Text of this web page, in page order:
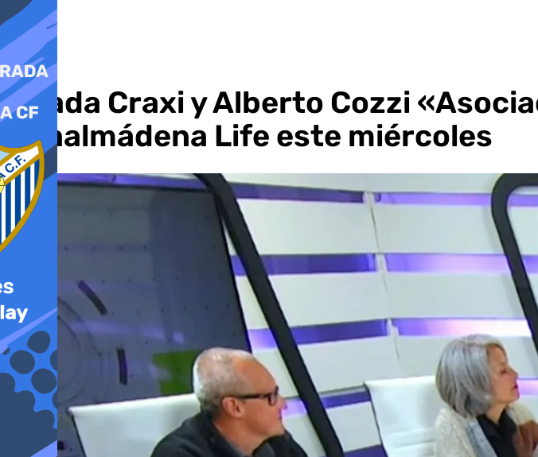
Anada Craxi y Alberto Cozzi
Benalmádena Life este miércoles